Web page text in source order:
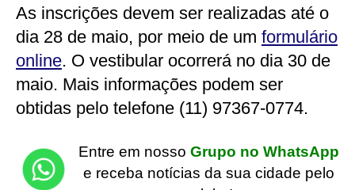
As inscrições devem ser realizadas até o
dia 28 de maio, por meio de um formulário
online. O vestibular ocorrerá no dia 30 de
maio. Mais informações podem ser
obtidas pelo telefone (11) 97367-0774.
Entre em nosso Grupo no WhatsApp
e receba notícias da sua cidade pelo